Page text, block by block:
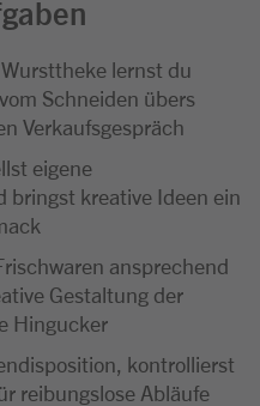
lernst du
Schneiden übers
Verkaufsgespräch
eigene
bringst kreative Ideen ein
ansprechend
Gestaltung der
Hingucker
kontrollierst
reibungslose Abläufe